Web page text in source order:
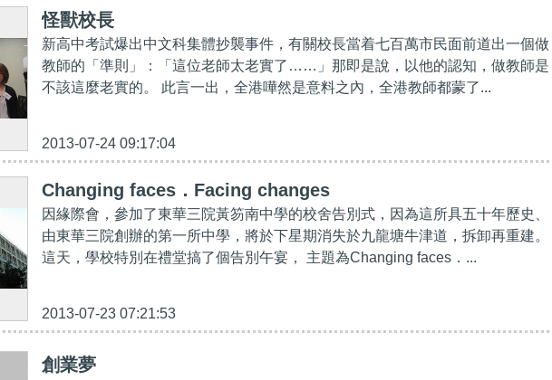
怪獸校長
新高中考試爆出中文科集體抄襲事件，有關校長當着七百萬市民面前道出一個做
教師的「準則」：「這位老師太老實了……」那即是說，以他的認知，做教師是
不該這麼老實的。 此言一出，全港嘩然是意料之內，全港教師都蒙了...
2013-07-24 09:17:04
Changing faces．Facing changes
因緣際會，參加了東華三院黃笏南中學的校舍告別式，因為這所具五十年歷史、
由東華三院創辦的第一所中學，將於下星期消失於九龍塘牛津道，拆卸再重建。
這天，學校特別在禮堂搞了個告別午宴， 主題為Changing faces．...
2013-07-23 07:21:53
創業夢